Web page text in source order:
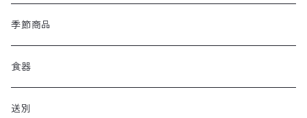
季節商品
食器
送別